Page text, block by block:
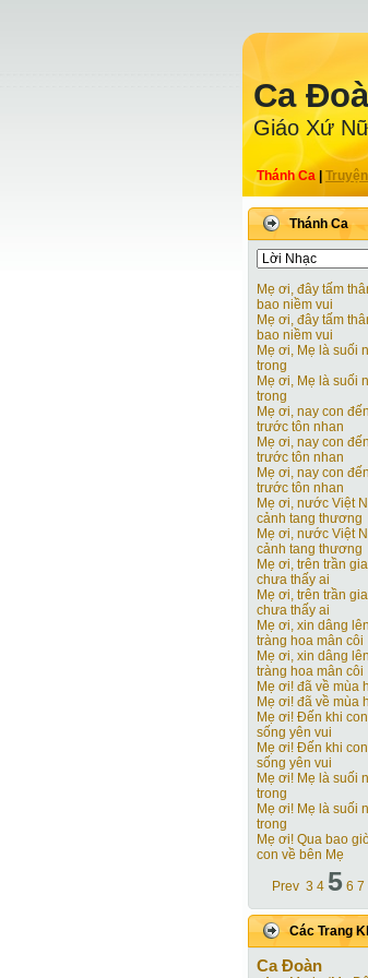
Ca
Giáo Xứ
Thánh Ca
Thánh Ca
Mẹ ơi, đây tấm
bao niềm vui
Mẹ ơi, đây tấm
bao niềm vui
Mẹ ơi, Mẹ là suối
trong
Mẹ ơi, Mẹ là suối
trong
Mẹ ơi, nay con
trước tôn nhan
Mẹ ơi, nay con
trước tôn nhan
Mẹ ơi, nay con
trước tôn nhan
Mẹ ơi, nước Việt
cảnh tang thương
Mẹ ơi, nước Việt
cảnh tang thương
Mẹ ơi, trên trần
chưa thấy ai
Mẹ ơi, trên trần
chưa thấy ai
Mẹ ơi, xin dâng
tràng hoa mân côi
Mẹ ơi, xin dâng
tràng hoa mân côi
Mẹ ơi! đã về mùa
Mẹ ơi! đã về mùa
Mẹ ơi! Ðến khi
sống yên vui
Mẹ ơi! Ðến khi
sống yên vui
Mẹ ơi! Mẹ là suối
trong
Mẹ ơi! Mẹ là suối
trong
Mẹ ơi! Qua bao
con về bên Mẹ
Prev 3 4 5 6 7
Các Trang
Ca Ðoàn